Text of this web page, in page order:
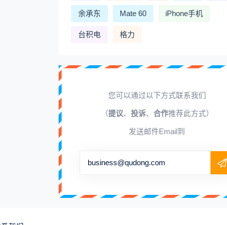
余承东 Mate 60 iPhone手机
台积电 格力
您可以通过以下方式联系我们
（提议、 投诉、 合作推荐此方式）
发送邮件Email到
business@qudong.com